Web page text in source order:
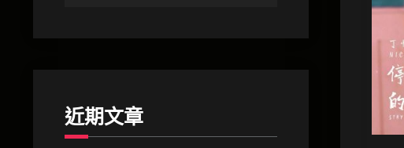
近期文章